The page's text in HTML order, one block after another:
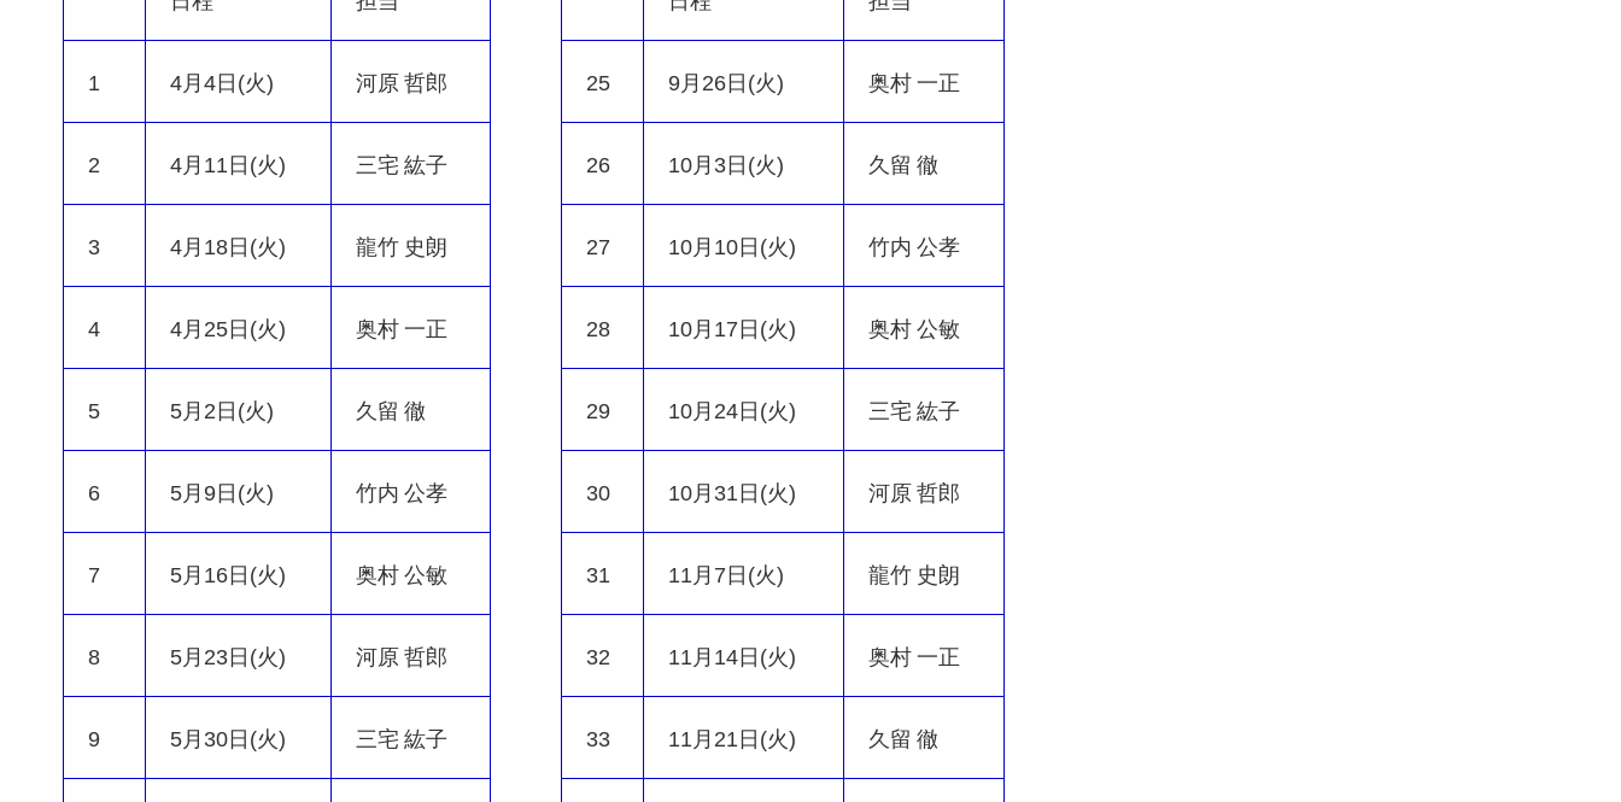
1 4月4日(火) 河原 哲郎 25 9月26日(火) 奥村 一正
2 4月11日(火) 三宅 紘子 26 10月3日(火) 久留 徹
3 4月18日(火) 龍竹 史朗 27 10月10日(火) 竹内 公孝
4 4月25日(火) 奥村 一正 28 10月17日(火) 奥村 公敏
5 5月2日(火) 久留 徹 29 10月24日(火) 三宅 紘子
6 5月9日(火) 竹内 公孝 30 10月31日(火) 河原 哲郎
7 5月16日(火) 奥村 公敏 31 11月7日(火) 龍竹 史朗
8 5月23日(火) 河原 哲郎 32 11月14日(火) 奥村 一正
9 5月30日(火) 三宅 紘子 33 11月21日(火) 久留 徹